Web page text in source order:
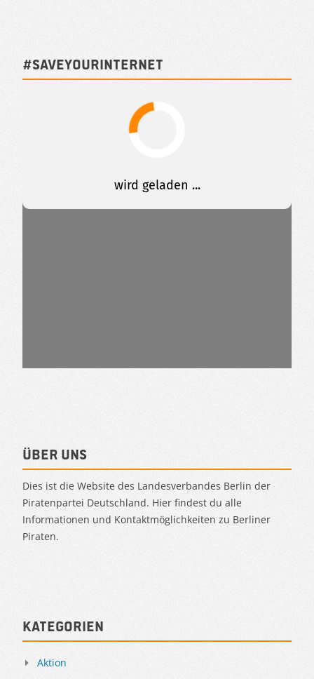
#SAVEYOURINTERNET
Über uns
Dies ist die Website des Landesverbandes Berlin der
Piratenpartei Deutschland. Hier findest du alle
Informationen und Kontaktmöglichkeiten zu Berliner
Piraten.
Kategorien
Aktion